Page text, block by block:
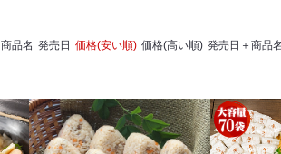
商品名 発売日 価格(安い順) 価格(高い順) 発売日＋商品名